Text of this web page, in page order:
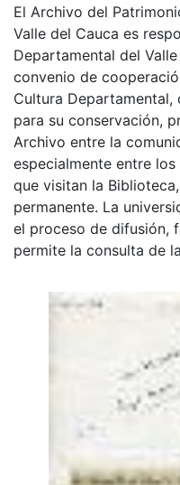
El Archivo del
Valle del Cauca es
Departamental del
convenio de
Cultura
para su conservación,
Archivo entre la
especialmente entre
que visitan la
permanente. La
el proceso de difusión,
permite la consulta de